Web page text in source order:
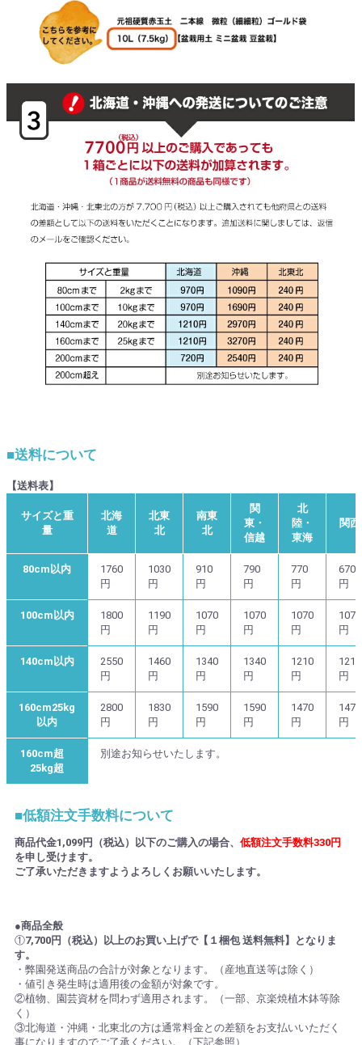
■送料について
【送料表】
サイズと重
量
北海
道
北東
北
南東
北
関
東・
信越
北
陸・
東海
関西
80cm以内
1760
円
1030
円
910
円
790
円
770
円
670
円
100cm以内
1800
円
1190
円
1070
円
1070
円
1070
円
1070
円
140cm以内
2550
円
1460
円
1340
円
1340
円
1210
円
1210
円
160cm25kg
以内
2800
円
1830
円
1590
円
1590
円
1470
円
1470
円
160cm超
25kg超
別途お知らせいたします。
■低額注文手数料について
商品代金1,099円（税込）以下のご購入の場合、 低額注文手数料330円
を申し受けます。
ご了承いただきますようよろしくお願いいたします。
●商品全般
①7,700円（税込）以上のお買い上げで【１梱包 送料無料】となりま
す。
・弊園発送商品の合計が対象となります。（産地直送等は除く）
・値引き発生時は適用後の金額が対象です。
②植物、園芸資材を問わず適用されます。（一部、京楽焼植木鉢等除
く）
③北海道・沖縄・北東北の方は通常料金との差額をお支払いいただく
事になりますのでご了承ください。（下記参照）